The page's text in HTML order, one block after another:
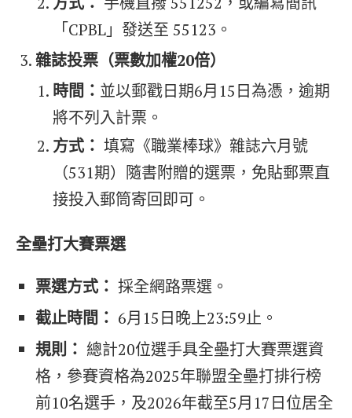
「CPBL」發送至 55123。
雜誌投票（票數加權20倍）
時間： 並以郵戳日期6月15日為憑，逾期
將不列入計票。
方式： 填寫《職業棒球》雜誌六月號
（531期）隨書附贈的選票，免貼郵票直
接投入郵筒寄回即可。
全壘打大賽票選
票選方式： 採全網路票選。
截止時間： 6月15日晚上23:59止。
規則： 總計20位選手具全壘打大賽票選資
格，參賽資格為2025年聯盟全壘打排行榜
前10名選手，及2026年截至5月17日位居全